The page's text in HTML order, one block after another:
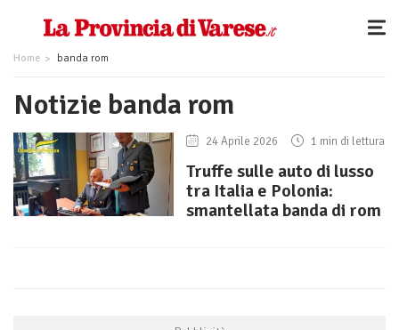
Home banda rom
Notizie banda rom
24 Aprile 2026 1 min di lettura
Truffe sulle auto di lusso
tra Italia e Polonia:
smantellata banda di rom